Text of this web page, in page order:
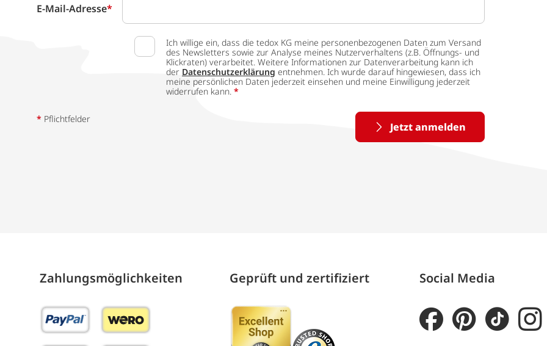
E-Mail-Adresse*
Ich willige ein, dass die tedox KG meine personenbezogenen Daten zum Versand
des Newsletters sowie zur Analyse meines Nutzerverhaltens (z.B. Öffnungs- und
Klickraten) verarbeitet. Weitere Informationen zur Datenverarbeitung kann ich
der Datenschutzerklärung entnehmen. Ich wurde darauf hingewiesen, dass ich
meine persönlichen Daten jederzeit einsehen und meine Einwilligung jederzeit
widerrufen kann. *
Jetzt anmelden
* Pflichtfelder
Zahlungs­möglich­keiten Geprüft und zertifiziert Social Media